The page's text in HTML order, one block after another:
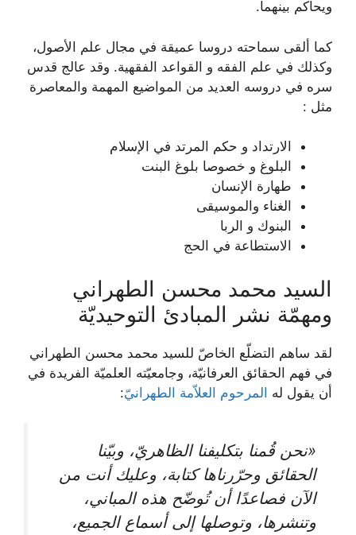
ويحاكم بينهما.
كما ألقى سماحته دروسا عميقة في مجال علم الأصول،
وكذلك في علم الفقه و القواعد الفقهية. وقد عالج قدس
سره في دروسه العديد من المواضيع المهمة والمعاصرة
مثل :
الارتداد و حكم المرتد في الإسلام
البلوغ و خصوصا بلوغ البنت
طهارة الإنسان
الغناء والموسيقى
البنوك و الربا
الاستطاعة في الحج
السيد محمد محسن الطهراني
ومهمّة نشر المبادئ التوحيديّة
لقد ساهم التضلّع الخاصّ للسيد محمد محسن الطهراني
في فهم الحقائق العرفانيّة، وجامعيّته العلميّة الفريدة في
أن يقول له المرحوم العلاّمة الطهرانيّ:
«نحن قُمنا بتكليفنا الظاهريّ، وبيّنا
الحقائق وحرّرناها كتابة، وعليك أنت من
الآن فصاعدًا أن تُوضّح هذه المباني،
وتنشرها، وتوصلها إلى أسماع الجميع،